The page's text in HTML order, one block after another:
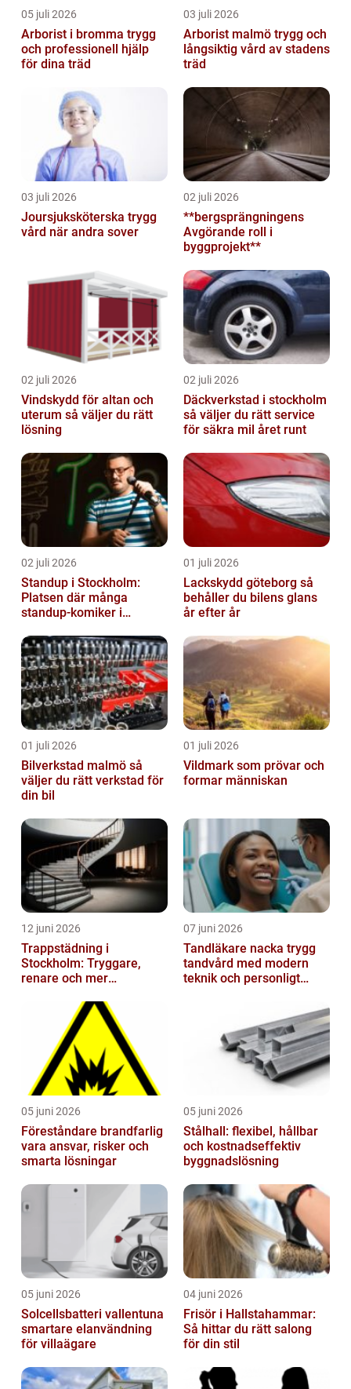
05 juli 2026
Arborist i bromma trygg
och professionell hjälp
för dina träd
03 juli 2026
Arborist malmö trygg och
långsiktig vård av stadens
träd
03 juli 2026
Joursjuksköterska trygg
vård när andra sover
02 juli 2026
**bergsprängningens
Avgörande roll i
byggprojekt**
02 juli 2026
Vindskydd för altan och
uterum så väljer du rätt
lösning
02 juli 2026
Däckverkstad i stockholm
så väljer du rätt service
för säkra mil året runt
02 juli 2026
Standup i Stockholm:
Platsen där många
standup-komiker i
01 juli 2026
Lackskydd göteborg så
behåller du bilens glans
år efter år
01 juli 2026
Bilverkstad malmö så
väljer du rätt verkstad för
din bil
01 juli 2026
Vildmark som prövar och
formar människan
12 juni 2026
Trappstädning i
Stockholm: Tryggare,
renare och mer
07 juni 2026
Tandläkare nacka trygg
tandvård med modern
teknik och personligt
05 juni 2026
Föreståndare brandfarlig
vara ansvar, risker och
smarta lösningar
05 juni 2026
Stålhall: flexibel, hållbar
och kostnadseffektiv
byggnadslösning
05 juni 2026
Solcellsbatteri vallentuna
smartare elanvändning
för villaägare
04 juni 2026
Frisör i Hallstahammar:
Så hittar du rätt salong
för din stil